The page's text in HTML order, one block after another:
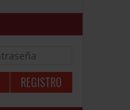
REGISTRO